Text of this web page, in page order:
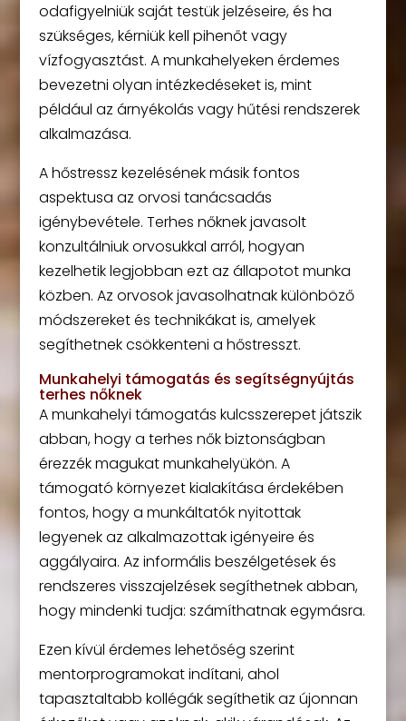
odafigyelniük saját testük jelzéseire, és ha
szükséges, kérniük kell pihenőt vagy
vízfogyasztást. A munkahelyeken érdemes
bevezetni olyan intézkedéseket is, mint
például az árnyékolás vagy hűtési rendszerek
alkalmazása.
A hőstressz kezelésének másik fontos
aspektusa az orvosi tanácsadás
igénybevétele. Terhes nőknek javasolt
konzultálniuk orvosukkal arról, hogyan
kezelhetik legjobban ezt az állapotot munka
közben. Az orvosok javasolhatnak különböző
módszereket és technikákat is, amelyek
segíthetnek csökkenteni a hőstresszt.
Munkahelyi támogatás és segítségnyújtás
terhes nőknek
A munkahelyi támogatás kulcsszerepet játszik
abban, hogy a terhes nők biztonságban
érezzék magukat munkahelyükön. A
támogató környezet kialakítása érdekében
fontos, hogy a munkáltatók nyitottak
legyenek az alkalmazottak igényeire és
aggályaira. Az informális beszélgetések és
rendszeres visszajelzések segíthetnek abban,
hogy mindenki tudja: számíthatnak egymásra.
Ezen kívül érdemes lehetőség szerint
mentorprogramokat indítani, ahol
tapasztaltabb kollégák segíthetik az újonnan